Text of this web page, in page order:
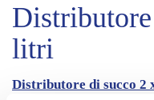
litri
Distributore di succo 2